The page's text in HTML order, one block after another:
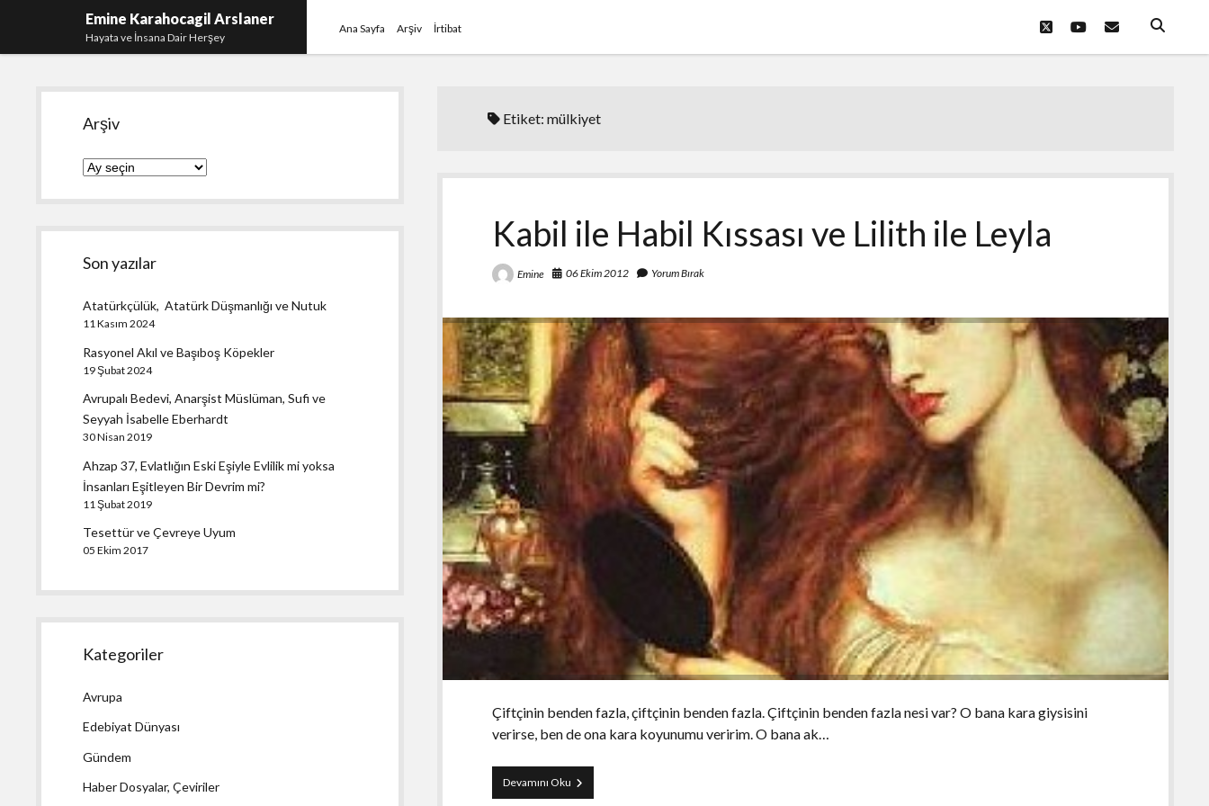
Emine Karahocagil Arslaner
Hayata ve İnsana Dair Herşey
Ana Sayfa Arşiv İrtibat twitteryoutubeeposta
Etiket:mülkiyet
Kabil ile Habil Kıssası ve Lilith ile Leyla
Emine 06 Ekim 2012 Yorum Bırak
Çiftçinin benden fazla, çiftçinin benden fazla. Çiftçinin benden fazla nesi var? O bana kara giysisini
verirse, ben de ona kara koyunumu veririm. O bana ak…
Devamını Oku Kabil
ile
Yan
Menü
Arşiv
Arşiv
Son yazılar
Atatürkçülük, Atatürk Düşmanlığı ve Nutuk
11 Kasım 2024
Rasyonel Akıl ve Başıboş Köpekler
19 Şubat 2024
Avrupalı Bedevi, Anarşist Müslüman, Sufi ve
Seyyah İsabelle Eberhardt
30 Nisan 2019
Ahzap 37, Evlatlığın Eski Eşiyle Evlilik mi yoksa
İnsanları Eşitleyen Bir Devrim mi?
11 Şubat 2019
Tesettür ve Çevreye Uyum
05 Ekim 2017
Kategoriler
Avrupa
Edebiyat Dünyası
Gündem
Haber Dosyalar, Çeviriler